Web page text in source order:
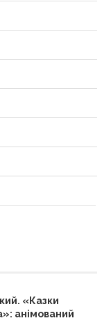
«Казки
анімований